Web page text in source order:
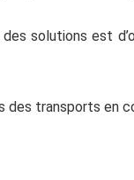
solutions est
des transports en